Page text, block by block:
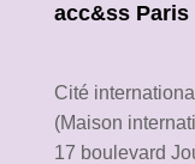
acc&ss Paris
Cité
(Maison
17 boulevard